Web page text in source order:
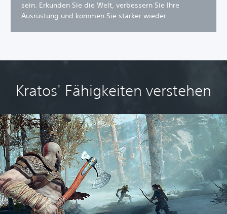
sein. Erkunden Sie die Welt, verbessern Sie Ihre
Ausrüstung und kommen Sie stärker wieder.
Kratos' Fähigkeiten verstehen